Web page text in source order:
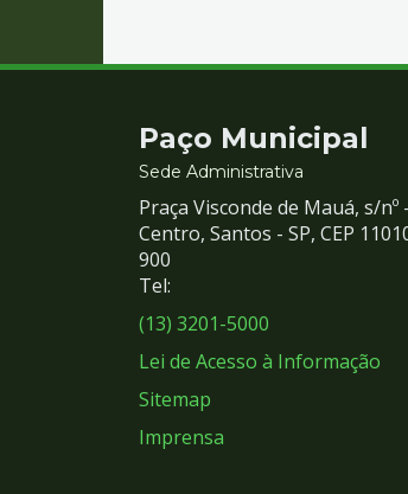
Contato
e
Redes
Sociais
Paço Municipal
Sede Administrativa
Praça Visconde de Mauá, s/nº -
Centro, Santos - SP, CEP
900
Tel:
(13) 3201-5000
Lei de Acesso à Informação
Sitemap
Imprensa